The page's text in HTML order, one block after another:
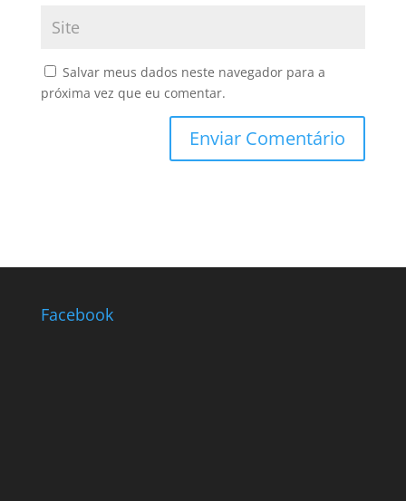
Salvar meus dados neste navegador para a
próxima vez que eu comentar.
Facebook